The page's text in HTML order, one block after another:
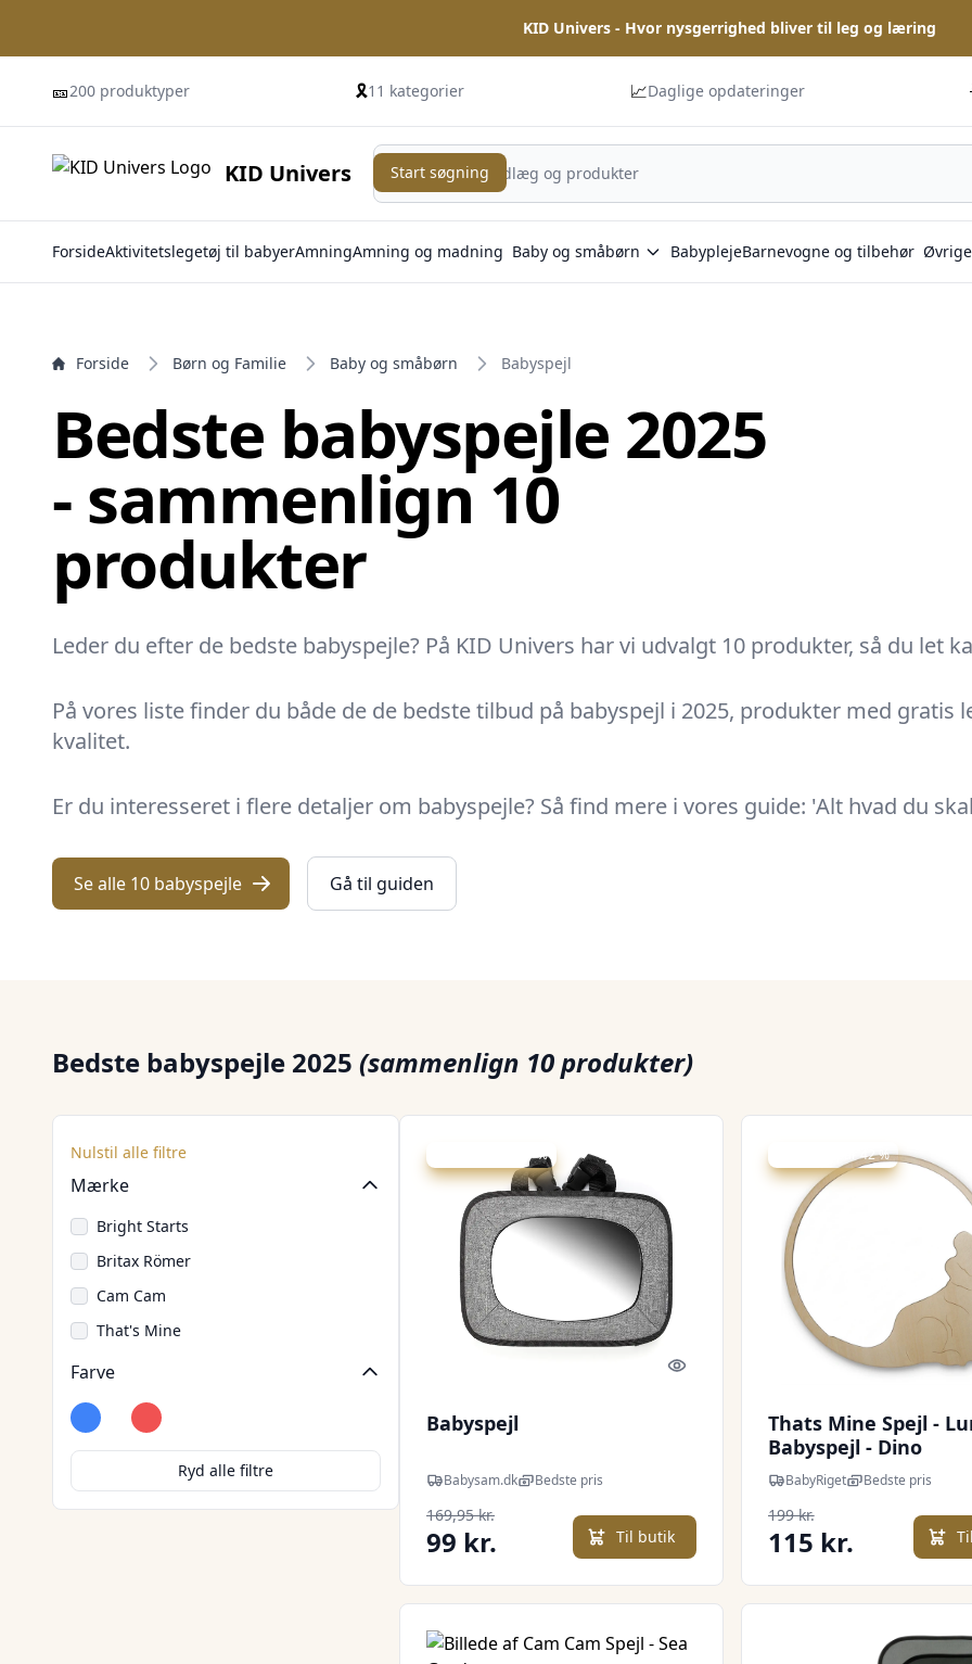
KID Univers - Hvor nysgerrighed bliver til leg og læring
🎫200 produktyper 🎗️11 kategorier 📈Daglige opdateringer
KID Univers
Start søgning
Start søgning
ForsideAktivitetslegetøj til babyerAmningAmning og madning Baby og småbørn BabyplejeBarnevogne og tilbehør
Forside Børn og Familie Baby og småbørn Babyspejl
Bedste babyspejle 2025
- sammenlign 10
produkter
Leder du efter de bedste babyspejle? På KID Univers har vi udvalgt 10 produkter, så du let
På vores liste finder du både de de bedste tilbud på babyspejl i 2025, produkter med gratis
kvalitet.
Er du interesseret i flere detaljer om babyspejle? Så find mere i vores guide: 'Alt hvad du
Se alle 10 babyspejle Gå til guiden
Bedste babyspejle 2025 (sammenlign 10 produkter)
Nulstil alle filtre
Mærke
Bright Starts
Britax Römer
Cam Cam
That's Mine
Farve
Blå HvidRød
Ryd alle filtre
Udsalg - spar 41 %
Quick look
Babyspejl
Babysam.dk Bedste pris
169,95 kr.
99 kr. Til butik
Udsalg - spar 42 %
Thats Mine Spejl -
Babyspejl - Dino
BabyRiget Bedste pris
199 kr.
115 kr.